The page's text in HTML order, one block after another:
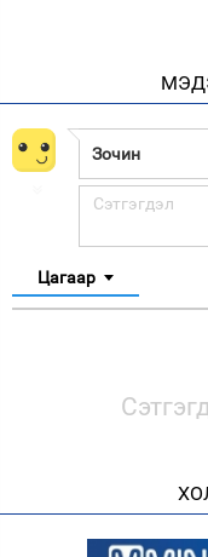
Цагаар